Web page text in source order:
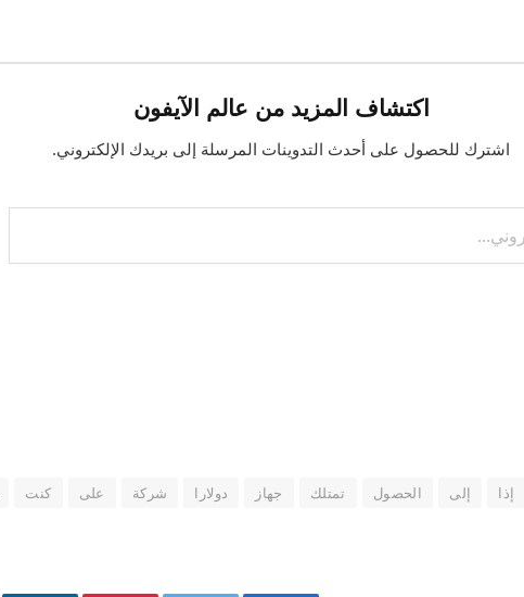
اكتشاف المزيد من عالم الآيفون
اشترك للحصول على أحدث التدوينات المرسلة إلى بريدك الإلكتروني.
إذا إلى الحصول تمتلك جهاز دولارا شركة على كنت